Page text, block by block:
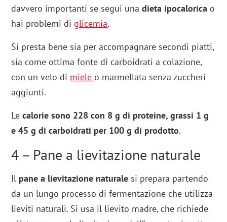
davvero importanti se segui unadieta ipocalorica o
hai problemi diglicemia.
Si presta bene sia per accompagnare secondi piatti,
sia come ottima fonte di carboidrati a colazione,
con un velo di miele o marmellata senza zuccheri
aggiunti.
Lecalorie sono 228 con 8 g di proteine, grassi 1 g
e 45 g di carboidrati per 100 g di prodotto.
4 – Pane a lievitazione naturale
Il pane a lievitazione naturale si prepara partendo
da un lungo processo di fermentazione che utilizza
lieviti naturali. Si usa il lievito madre, che richiede